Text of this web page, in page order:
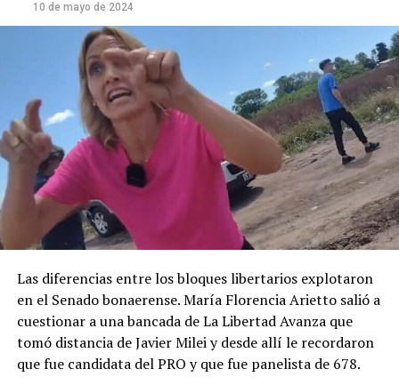
10 de mayo de 2024
Las diferencias entre los bloques libertarios explotaron
en el Senado bonaerense. María Florencia Arietto salió a
cuestionar a una bancada de La Libertad Avanza que
tomó distancia de Javier Milei y desde allí le recordaron
que fue candidata del PRO y que fue panelista de 678.